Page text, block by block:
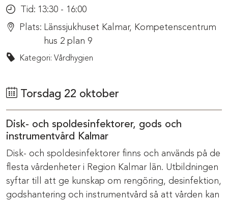
Tid: 13:30 - 16:00
Plats: Länssjukhuset Kalmar, Kompetenscentrum
hus 2 plan 9
Kategori: Vårdhygien
Torsdag 22 oktober
Disk- och spoldesinfektorer, gods och
instrumentvård Kalmar
Disk- och spoldesinfektorer finns och används på de
flesta vårdenheter i Region Kalmar län. Utbildningen
syftar till att ge kunskap om rengöring, desinfektion,
godshantering och instrumentvård så att vården kan